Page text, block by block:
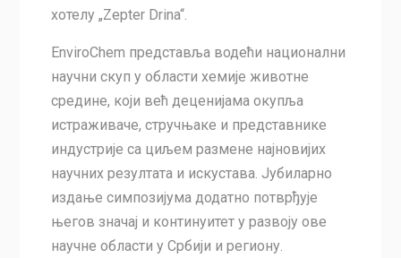
хотелу „Zepter Drina“.
EnviroChem представља водећи национални
научни скуп у области хемије животне
средине, који већ деценијама окупља
истраживаче, стручњаке и представнике
индустрије са циљем размене најновијих
научних резултата и искустава. Јубиларно
издање симпозијума додатно потврђује
његов значај и континуитет у развоју ове
научне области у Србији и региону.